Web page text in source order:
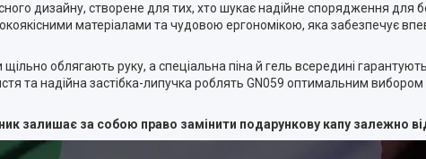
дизайну, створене для тих, хто шукає надійне спорядження для
матеріалами та чудовою ергономікою, яка забезпечує
щільно облягають руку, а спеціальна піна й гель всередині
та надійна застібка-липучка роблять GN059 оптимальним вибором
залишає за собою право замінити подарункову капу залежно